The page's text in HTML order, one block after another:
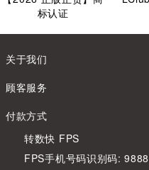
标认证
关于我们
顾客服务
付款方式
转数快 FPS
FPS手机号码识别码: